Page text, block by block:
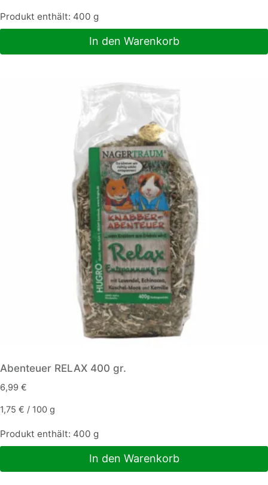
Produkt enthält: 400 g
In den Warenkorb
Abenteuer RELAX 400 gr.
6,99 €
1,75 € / 100 g
Produkt enthält: 400 g
In den Warenkorb